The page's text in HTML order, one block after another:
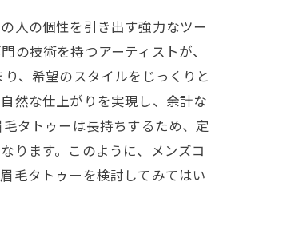
人の個性を引き出す強力なツー
の技術を持つアーティストが、
、希望のスタイルをじっくりと
然な仕上がりを実現し、余計な
タトゥーは長持ちするため、定
ります。このように、メンズコ
毛タトゥーを検討してみてはい